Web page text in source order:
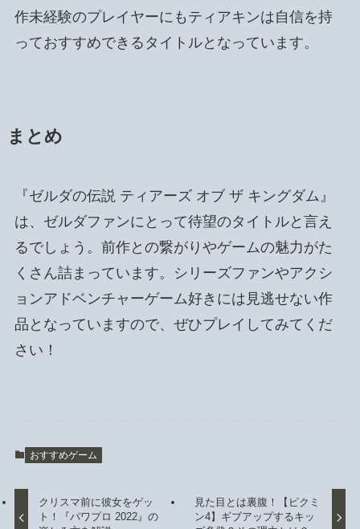
作未経験のプレイヤーにもティアキンは自信を持
っておすすめできるタイトルとなっています。
まとめ
『ゼルダの伝説 ティアーズ オブ ザ キングダム』
は、ゼルダファンにとって待望のタイトルと言え
るでしょう。前作との繋がりやゲームの魅力がた
くさん詰まっています。シリーズファンやアクシ
ョンアドベンチャーゲーム好きには見逃せない作
品となっていますので、ぜひプレイしてみてくだ
さい！
おすすめゲーム
クリスマ前に彼女をゲッ
ト！『パワプロ 2022』の
見た目とは裏腹！【ピクミ
ン4】ギブアップするキッ